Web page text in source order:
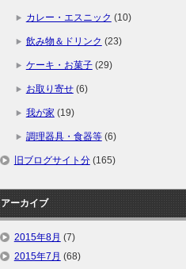
カレー・エスニック (10)
飲み物＆ドリンク (23)
ケーキ・お菓子(29)
お取り寄せ(6)
我が家 (19)
調理器具・食器等(6)
旧ブログサイト分(165)
アーカイブ
2015年8月 (7)
2015年7月 (68)